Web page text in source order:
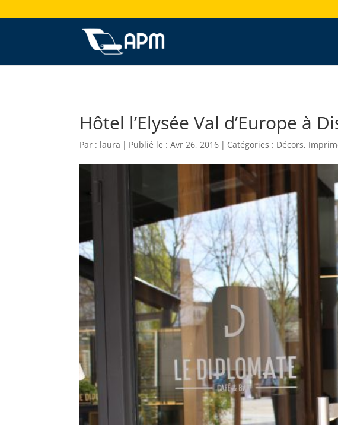
Hôtel l’Elysée Val d’Europe à
Par : laura | Publié le : Avr 26, 2016 | Catégories : Décors,